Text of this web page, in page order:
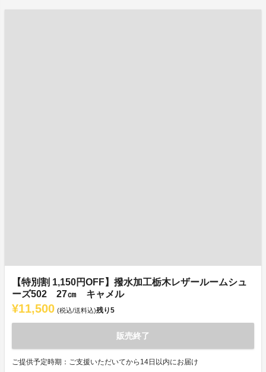
【特別割 1,150円OFF】撥水加工栃木レザールームシュ
ーズ502 27㎝ キャメル
¥11,500 (税込/送料込)残り5
販売終了
ご提供予定時期：ご支援いただいてから14日以内にお届け